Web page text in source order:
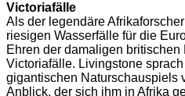
Victoriafälle
Als der legendäre
riesigen Wasserfälle für die
Ehren der damaligen
Victoriafälle. Livingstone
gigantischen Naturschauspiels
Anblick, der sich ihm in Afrika